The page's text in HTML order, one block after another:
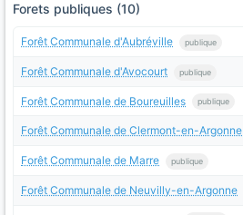
Forets publiques (10)
Forêt Communale d'Aubréville publique
Forêt Communale d'Avocourt publique
Forêt Communale de Boureuilles publique
Forêt Communale de Clermont-en-Argonne
Forêt Communale de Marre publique
Forêt Communale de Neuvilly-en-Argonne